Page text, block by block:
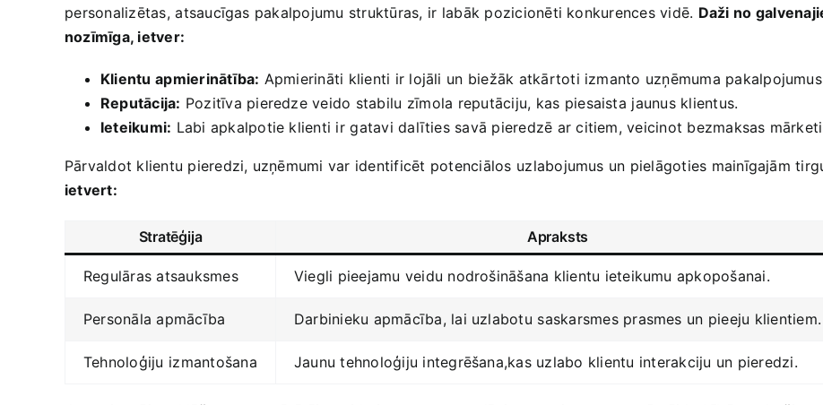
⁢personalizētas, ⁣atsaucīgas pakalpojumu struktūras,⁣ ir⁢ labāk pozicionēti konkurences vidē.‌ Daži ⁢no
nozīmīga, ietver:
Klientu ⁢apmierinātība: Apmierināti klienti ir lojāli⁢ un biežāk ‌atkārtoti izmanto uzņēmuma
Reputācija: Pozitīva pieredze veido stabilu ⁤zīmola⁢ reputāciju, kas ⁤piesaista⁣ jaunus klientus.
Ieteikumi: Labi apkalpotie klienti ir⁤ gatavi dalīties savā pieredzē ar citiem, veicinot bezmaksas
Pārvaldot​ klientu pieredzi, uzņēmumi var ‌identificēt⁣ potenciālos⁤ uzlabojumus‍ un pielāgoties ‌mainīgajām
‌ietvert:
Stratēģija Apraksts
Regulāras atsauksmes Viegli pieejamu veidu nodrošināšana ​klientu ieteikumu apkopošanai.
Personāla apmācība Darbinieku apmācība, ​lai uzlabotu ⁣saskarsmes‍ prasmes⁢ un‌ pieeju klientiem.
Tehnoloģiju ⁤izmantošana Jaunu tehnoloģiju ‌integrēšana,kas uzlabo klientu⁤ interakciju un pieredzi.